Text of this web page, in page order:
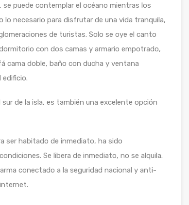
se puede contemplar el océano mientras los
necesario para disfrutar de una vida tranquila,
de turistas. Solo se oye el canto
con dos camas y armario empotrado,
cama doble, baño con ducha y ventana
de la isla, es también una excelente opción
ser habitado de inmediato, ha sido
Se libera de inmediato, no se alquila.
conectado a la seguridad nacional y anti-